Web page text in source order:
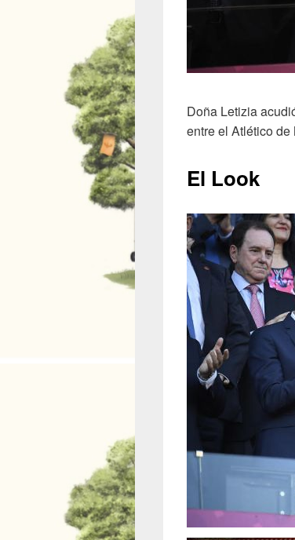
Doña Letizia
entre el Atlético
El Look